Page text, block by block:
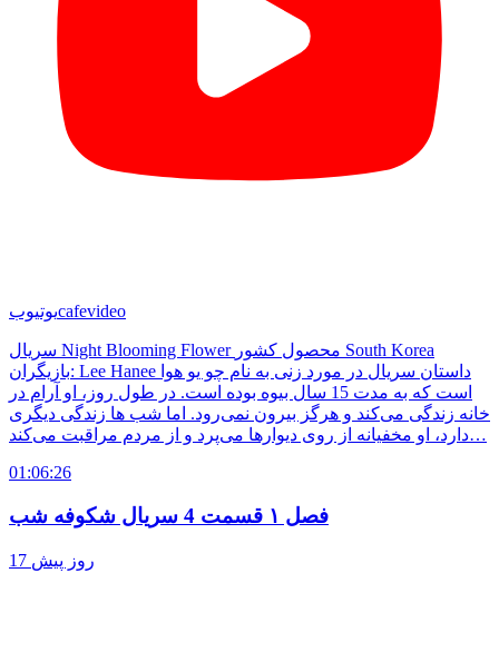
یوتیوبcafevideo
سریال Night Blooming Flower محصول کشور South Korea
بازیگران: Lee Hanee داستان سریال در مورد زنی به نام چو یو هوا
است که به مدت 15 سال بیوه بوده است. در طول روز، او آرام در
خانه زندگی می‌کند و هرگز بیرون نمی‌رود. اما شب ها زندگی دیگری
دارد، او مخفیانه از روی دیوارها می‌پرد و از مردم مراقبت می‌کند…
01:06:26
فصل ۱ قسمت 4 سریال شکوفه شب
17 روز پیش